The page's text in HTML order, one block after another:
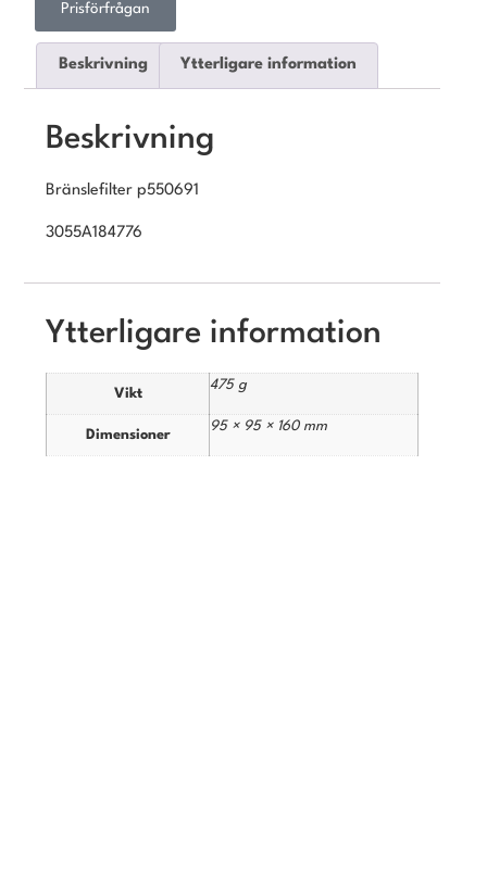
Prisförfrågan
Beskrivning Ytterligare information
Beskrivning
Bränslefilter p550691
3055A184776
Ytterligare information
Vikt
475 g
Dimensioner
95 × 95 × 160 mm